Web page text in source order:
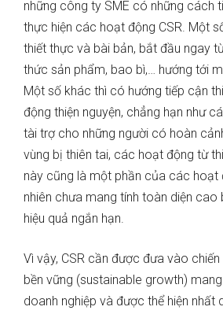
những công ty SME có những cách
thực hiện các hoạt động CSR. Một
thiết thực và bài bản, bắt đầu ngay
thức sản phẩm, bao bì,… hướng tới
Một số khác thì có hướng tiếp cận
động thiện nguyện, chẳng hạn như
tài trợ cho những người có hoàn
vùng bị thiên tai, các hoạt động từ
này cũng là một phần của các hoạt
nhiên chưa mang tính toàn diện cao
hiệu quả ngắn hạn.
Vì vậy, CSR cần được đưa vào
bền vững (sustainable growth)
doanh nghiệp và được thể hiện nhất